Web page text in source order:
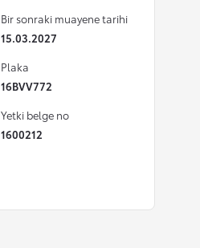
Bir sonraki muayene tarihi
15.03.2027
Plaka
16BVV772
Yetki belge no
1600212